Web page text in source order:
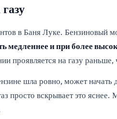
в Баня Луке. Бензиновый
медленнее и при более
проявляется на газу раньше,
шла ровно, может
просто вскрывает это